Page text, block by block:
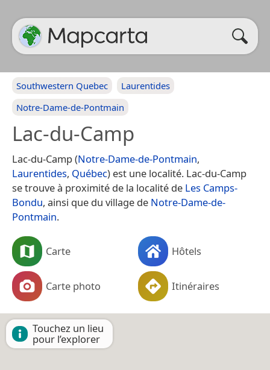
Southwestern Quebec
Laurentides
Notre-Dame-de-Pontmain
Lac-du-Camp
Lac-du-Camp (Notre-Dame-de-Pontmain,
Laurentides, Québec) est une localité. Lac-du-Camp
se trouve à proximité de la localité de Les Camps-
Bondu, ainsi que du village de Notre-Dame-de-
Pontmain.
Carte Hôtels
Carte photo Itinéraires
Touchez un lieu
pour l’explorer